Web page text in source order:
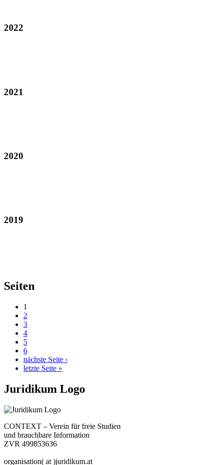
2022
2021
2020
2019
Seiten
1
2
3
4
5
6
nächste Seite ›
letzte Seite »
Juridikum Logo
CONTEXT – Verein für freie Studien
und brauchbare Information
ZVR 499853636
organisation( at )juridikum.at